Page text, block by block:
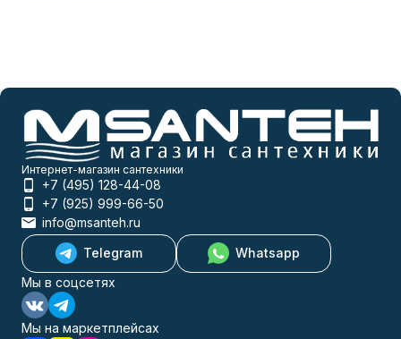
Интернет-магазин сантехники
+7 (495) 128-44-08
+7 (925) 999-66-50
info@msanteh.ru
Telegram
Whatsapp
Мы в соцсетях
Мы на маркетплейсах